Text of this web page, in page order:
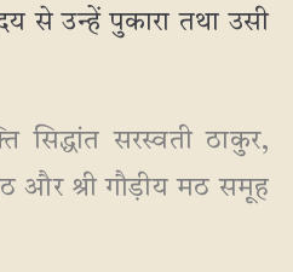
से उन्हें पुकारा तथा उसी
सिद्धांत सरस्वती ठाकुर,
और श्री गौड़ीय मठ समूह